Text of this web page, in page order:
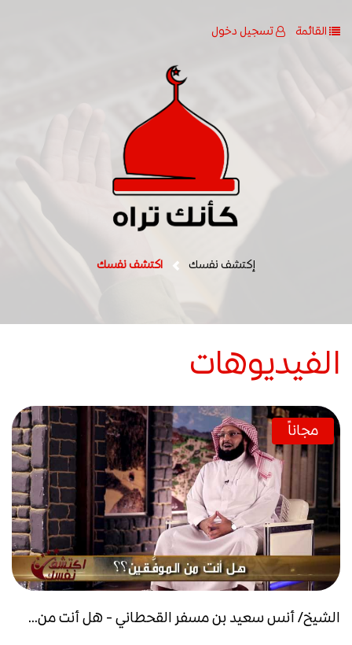
القائمة تسجيل دخول
إكتشف نفسك اكتشف نفسك
الفيديوهات
الشيخ/ أنس سعيد بن مسفر القحطاني - هل أنت من...
مجاناً